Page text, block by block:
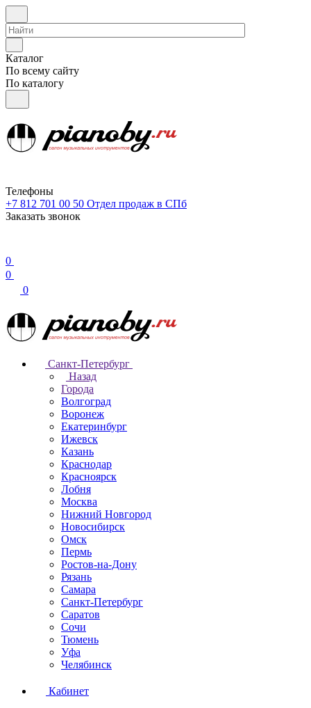
Каталог
По всему сайту
По каталогу
Телефоны
+7 812 701 00 50 Отдел продаж в СПб
Заказать звонок
0
0
0
Санкт-Петербург
Назад
Города
Волгоград
Воронеж
Екатеринбург
Ижевск
Казань
Краснодар
Красноярск
Лобня
Москва
Нижний Новгород
Новосибирск
Омск
Пермь
Ростов-на-Дону
Рязань
Самара
Санкт-Петербург
Саратов
Сочи
Тюмень
Уфа
Челябинск
Кабинет